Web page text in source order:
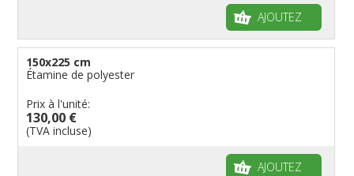
AJOUTEZ
150x225 cm
Étamine de polyester
Prix à l'unité:
130,00 €
(TVA incluse)
AJOUTEZ